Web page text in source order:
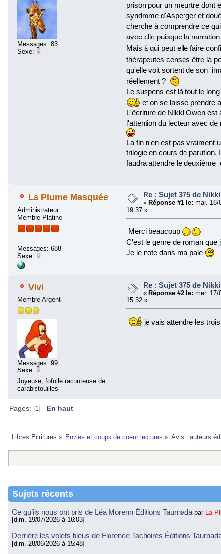
Messages: 83
Sexe:
prison pour un meurtre dont
syndrome d'Asperger et
cherche à comprendre ce
avec elle puisque la
Mais à qui peut elle faire
thérapeutes censés être là
qu'elle voit sortent de son
réellement ?
Le suspens est là tout le
et on se laisse prendre
L'écriture de Nikki Owen est
l'attention du lecteur avec
La fin n'en est pas vraiment
trilogie en cours de parution.
faudra attendre le deuxième
La Plume Masquée
Administrateur
Membre Platine
Messages: 688
Sexe:
Re : Sujet 375 de
« Réponse #1 le: mar. 16/
19:37 »
Merci beaucoup
C'est le genre de roman que
Je le note dans ma pale
Vivi
Membre Argent
Messages: 99
Sexe:
Joyeuse, fofolle raconteuse de
carabistouilles
Re : Sujet 375 de
« Réponse #2 le: mer. 17/
15:32 »
je vais attendre les
Pages: [1] En haut
Libres Ecritures » Envies et coups de coeur lectures » Avis : auteurs
Sujets récents
Ce qu’ils nous ont pris de Léa Morenn Éditions Taurnada par La
[dim. 19/07/2026 à 16:03]
Derrière les volets bleus de Florence Tachoires Éditions
[dim. 28/06/2026 à 15:48]